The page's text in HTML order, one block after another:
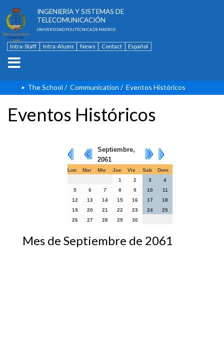
INGENIERÍA Y SISTEMAS DE
TELECOMUNICACIÓN
UNIVERSIDAD POLITÉCNICA DE MADRID
Intra-Staff Intra-Alums News Contact Español
The School / Communication / Eventos Históricos
Eventos Históricos
Septiembre,
2061
Lun Mar Mie Jue Vie Sab
Dom
1
2 3
4
5
6 7 8 9 10
11
12
13 14 15 16 17
18
19
20 21 22 23 24
25
26
27 28 29 30
Mes de Septiembre de 2061